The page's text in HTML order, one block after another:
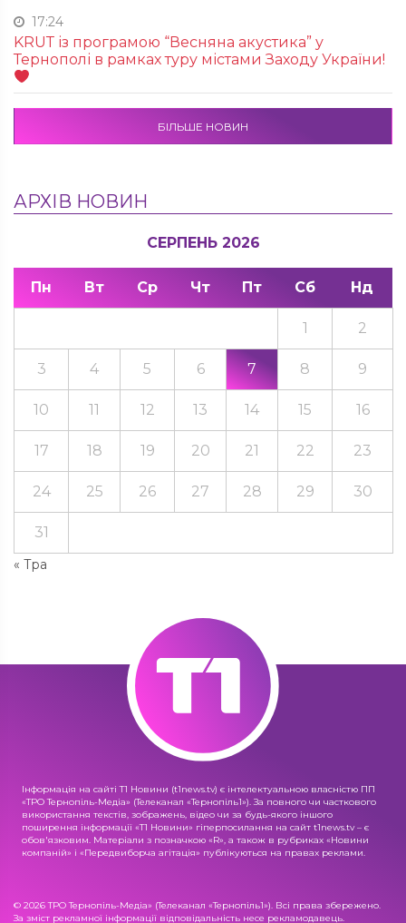
17:24
KRUТ із програмою “Весняна акустика” у
Тернополі в рамках туру містами Заходу України!
БІЛЬШЕ НОВИН
АРХІВ НОВИН
СЕРПЕНЬ 2026
Пн Вт Ср Чт Пт Сб Нд
« Тра
1 2
3 4 5 6 7 8 9
10 11 12 13 14 15 16
17 18 19 20 21 22 23
24 25 26 27 28 29 30
31
Інформація на сайті Т1 Новини (t1news.tv) є інтелектуальною власністю ПП
«ТРО Тернопіль-Медіа» (Телеканал «Тернопіль1»). За повного чи часткового
використання текстів, зображень, відео чи за будь-якого іншого
поширення інформації «Т1 Новини» гіперпосилання на сайт t1news.tv – є
обов'язковим. Матеріали з позначкою «R», а також в рубриках «Новини
компаній» і «Передвиборча агітація» публікуються на правах реклами.
© 2026 ТРО Тернопіль-Медіа» (Телеканал «Тернопіль1»). Всі права збережено.
За зміст рекламної інформації відповідальність несе рекламодавець.